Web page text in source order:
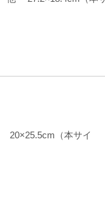
20×25.5cm（本サイ